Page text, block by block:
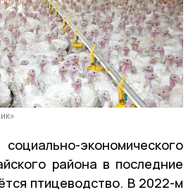
экономического
района в последние
птицеводство. В 2022-м